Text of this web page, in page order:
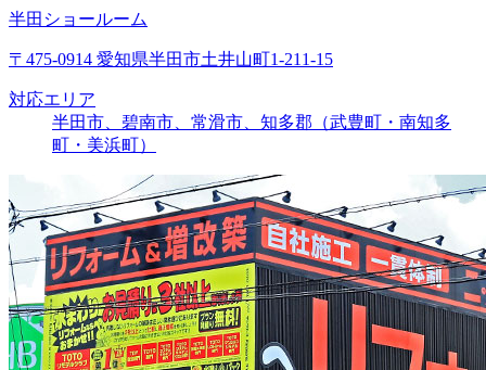
半田ショールーム
〒475-0914 愛知県半田市土井山町1-211-15
対応エリア
半田市、碧南市、常滑市、知多郡（武豊町・南知多
町・美浜町）